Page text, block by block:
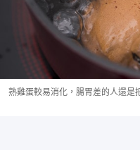
熟雞蛋較易消化，腸胃差的人還是